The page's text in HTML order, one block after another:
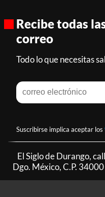
Recibe todas
correo
Todo lo que necesitas
Suscribirse implica aceptar los
El Siglo de Durango,
Dgo. México, C.P.